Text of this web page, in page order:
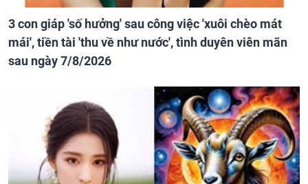
3 con giáp 'số hưởng' sau công việc 'xuôi chèo mát
mái', tiền tài 'thu về như nước', tình duyên viên mãn
sau ngày 7/8/2026